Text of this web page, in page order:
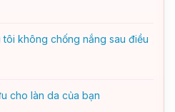
không chống nắng sau điều
cho làn da của bạn